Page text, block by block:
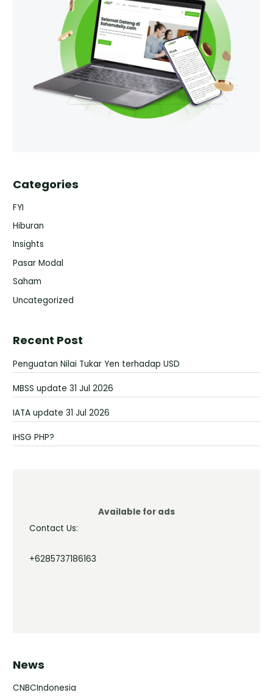
Categories
FYI
Hiburan
Insights
Pasar Modal
Saham
Uncategorized
Recent Post
Penguatan Nilai Tukar Yen terhadap USD
MBSS update 31 Jul 2026
IATA update 31 Jul 2026
IHSG PHP?
Available for ads
Contact Us:
+6285737186163
News
CNBCIndonesia